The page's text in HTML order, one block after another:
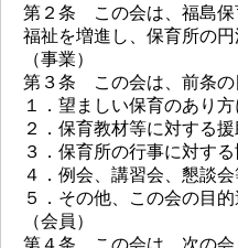
第２条 この会は、福島保
福祉を増進し、保育所の
（事業）
第３条 この会は、前条の
１．望ましい保育のあり
２．保育教材等に対する援
３．保育所の行事に対する
４．例会、講習会、懇談
５．その他、この会の目
（会員）
第４条 この会は、次の会